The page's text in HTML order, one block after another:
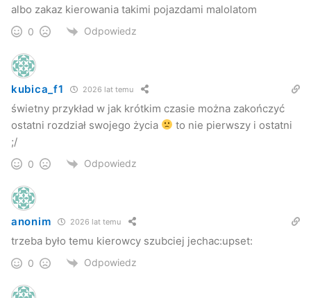
albo zakaz kierowania takimi pojazdami malolatom
0 Odpowiedz
kubica_f1 2026 lat temu
świetny przykład w jak krótkim czasie można zakończyć
ostatni rozdział swojego życia
to nie pierwszy i ostatni
;/
0 Odpowiedz
anonim 2026 lat temu
trzeba było temu kierowcy szubciej jechac:upset:
0 Odpowiedz